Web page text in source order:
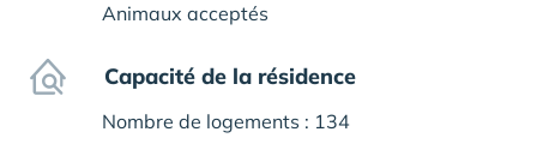
Animaux acceptés
Capacité de la résidence
Nombre de logements : 134